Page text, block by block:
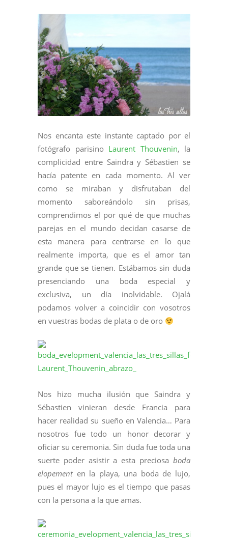
Nos encanta este instante captado por el
fotógrafo parisino Laurent Thouvenin, la
complicidad entre Saindra y Sébastien se
hacía patente en cada momento. Al ver
como se miraban y disfrutaban del
momento saboreándolo sin prisas,
comprendimos el por qué de que muchas
parejas en el mundo decidan casarse de
esta manera para centrarse en lo que
realmente importa, que es el amor tan
grande que se tienen. Estábamos sin duda
presenciando una boda especial y
exclusiva, un día inolvidable. Ojalá
podamos volver a coincidir con vosotros
en vuestras bodas de plata o de oro
Nos hizo mucha ilusión que Saindra y
Sébastien vinieran desde Francia para
hacer realidad su sueño en Valencia… Para
nosotros fue todo un honor decorar y
oficiar su ceremonia. Sin duda fue toda una
suerte poder asistir a esta preciosa boda
elopementen la playa, una boda de lujo,
pues el mayor lujo es el tiempo que pasas
con la persona a la que amas.